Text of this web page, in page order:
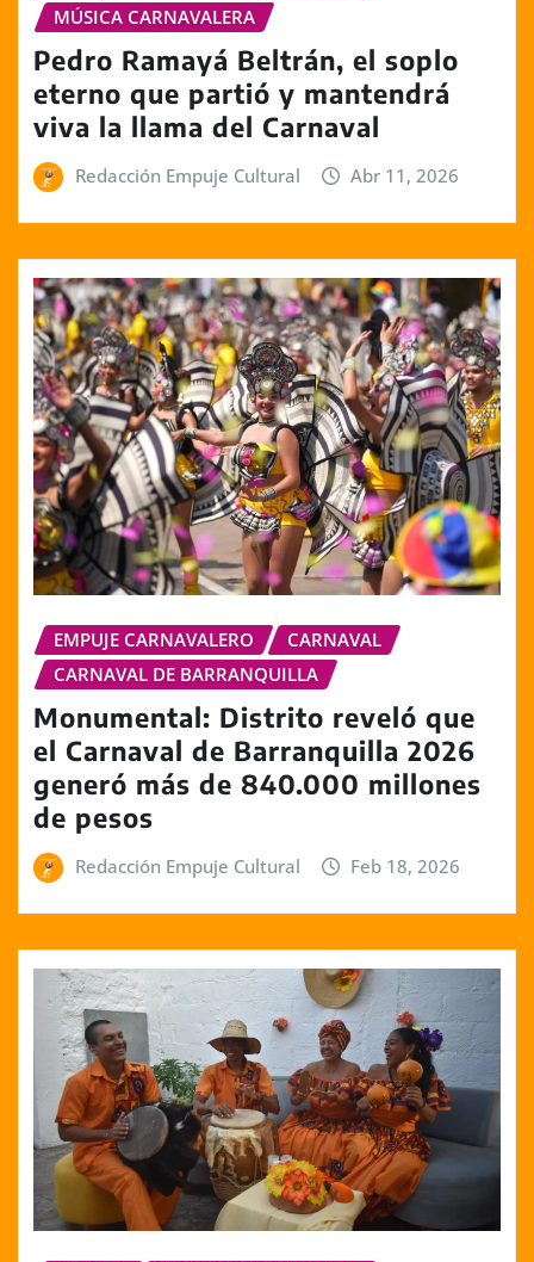
MÚSICA CARNAVALERA
Pedro Ramayá Beltrán, el soplo
eterno que partió y mantendrá
viva la llama del Carnaval
Redacción Empuje Cultural Abr 11, 2026
EMPUJE CARNAVALERO
CARNAVAL
CARNAVAL DE BARRANQUILLA
Monumental: Distrito reveló que
el Carnaval de Barranquilla 2026
generó más de 840.000 millones
de pesos
Redacción Empuje Cultural Feb 18, 2026